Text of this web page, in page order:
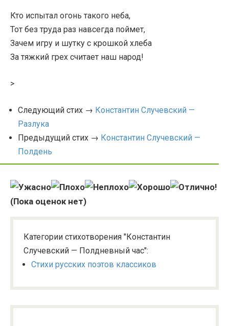
Кто испытал огонь такого неба,
Тот без труда раз навсегда поймет,
Зачем игру и шутку с крошкой хлеба
За тяжкий грех считает наш народ!
>
Следующий стих → Константин Случевский —
Разлука
Предыдущий стих → Константин Случевский —
Полдень
(Пока оценок нет)
Категории стихотворения "Константин
Случевский — Полдневный час":
Стихи русских поэтов классиков